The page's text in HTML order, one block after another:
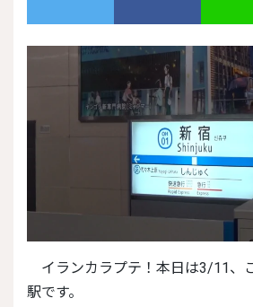
イランカラプテ！本日は3/11、ここは小田急線新宿
駅です。